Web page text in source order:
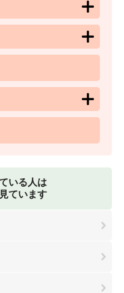
いる人は
ています